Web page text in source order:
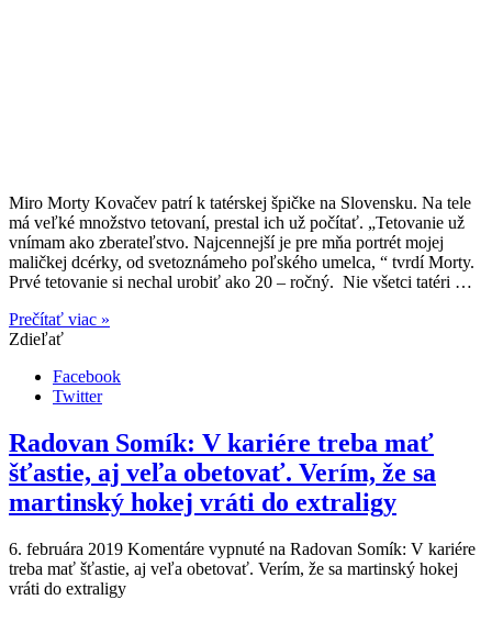
Miro Morty Kovačev patrí k tatérskej špičke na Slovensku. Na tele
má veľké množstvo tetovaní, prestal ich už počítať. „Tetovanie už
vnímam ako zberateľstvo. Najcennejší je pre mňa portrét mojej
maličkej dcérky, od svetoznámeho poľského umelca, “ tvrdí Morty.
Prvé tetovanie si nechal urobiť ako 20 – ročný. Nie všetci tatéri …
Prečítať viac »
Zdieľať
Facebook
Twitter
Radovan Somík: V kariére treba mať
šťastie, aj veľa obetovať. Verím, že sa
martinský hokej vráti do extraligy
6. februára 2019 Komentáre vypnuté na Radovan Somík: V kariére
treba mať šťastie, aj veľa obetovať. Verím, že sa martinský hokej
vráti do extraligy